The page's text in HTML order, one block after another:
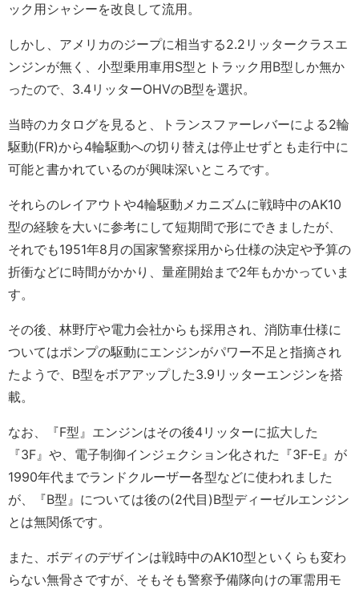
ック用シャシーを改良して流用。
しかし、アメリカのジープに相当する2.2リッタークラスエ
ンジンが無く、小型乗用車用S型とトラック用B型しか無か
ったので、3.4リッターOHVのB型を選択。
当時のカタログを見ると、トランスファーレバーによる2輪
駆動(FR)から4輪駆動への切り替えは停止せずとも走行中に
可能と書かれているのが興味深いところです。
それらのレイアウトや4輪駆動メカニズムに戦時中のAK10
型の経験を大いに参考にして短期間で形にできましたが、
それでも1951年8月の国家警察採用から仕様の決定や予算の
折衝などに時間がかかり、量産開始まで2年もかかっていま
す。
その後、林野庁や電力会社からも採用され、消防車仕様に
ついてはポンプの駆動にエンジンがパワー不足と指摘され
たようで、B型をボアアップした3.9リッターエンジンを搭
載。
なお、『F型』エンジンはその後4リッターに拡大した
『3F』や、電子制御インジェクション化された『3F-E』が
1990年代までランドクルーザー各型などに使われました
が、『B型』については後の(2代目)B型ディーゼルエンジン
とは無関係です。
また、ボディのデザインは戦時中のAK10型といくらも変わ
らない無骨さですが、そもそも警察予備隊向けの軍需用モ